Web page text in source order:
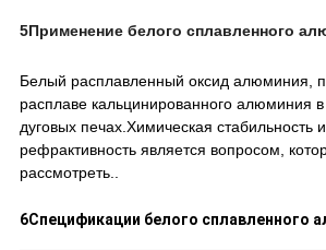
5Применение белого сплавленного
Белый расплавленный оксид алюминия,
расплаве кальцинированного алюминия в
дуговых печах.Химическая стабильность
рефрактивность является вопросом,
рассмотреть..
6Спецификации белого сплавленного